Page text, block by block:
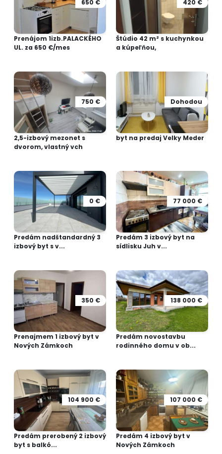
650 €
Prenájom 1izb.PALACKÉHO
UL. za 650 €/mes
420 €
Štúdio 42 m² s kuchynkou
a kúpeľňou,
750 €
2,5-izbový mezonet s
dvorom, vlastný vch
Dohodou
byt na predaj Velky Meder
0 €
Predám nadštandardný 3
izbový byt s v...
77 000 €
Predám 3 izbový byt na
sídlisku Juh v...
350 €
Prenajmem 1 izbový byt v
Nových Zámkoch
138 000 €
Predám novostavbu
rodinného domu v ob...
104 900 €
Predám prerobený 2 izbový
byt s balkó...
107 000 €
Predám 4 izbový byt v
Nových Zámkoch